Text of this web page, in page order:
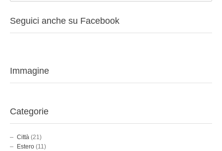
Seguici anche su Facebook
Immagine
Categorie
Città (21)
Estero (11)